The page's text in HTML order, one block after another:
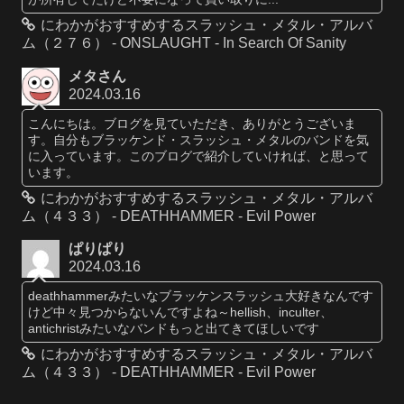
にわかがおすすめするスラッシュ・メタル・アルバ
ム（２７６） - ONSLAUGHT - In Search Of Sanity
メタさん
2024.03.16
こんにちは。ブログを見ていただき、ありがとうございま
す。自分もブラッケンド・スラッシュ・メタルのバンドを気
に入っています。このブログで紹介していければ、と思って
います。
にわかがおすすめするスラッシュ・メタル・アルバ
ム（４３３） - DEATHHAMMER - Evil Power
ぱりぱり
2024.03.16
deathhammerみたいなブラッケンスラッシュ大好きなんです
けど中々見つからないんですよね～hellish、inculter、
antichristみたいなバンドもっと出てきてほしいです
にわかがおすすめするスラッシュ・メタル・アルバ
ム（４３３） - DEATHHAMMER - Evil Power